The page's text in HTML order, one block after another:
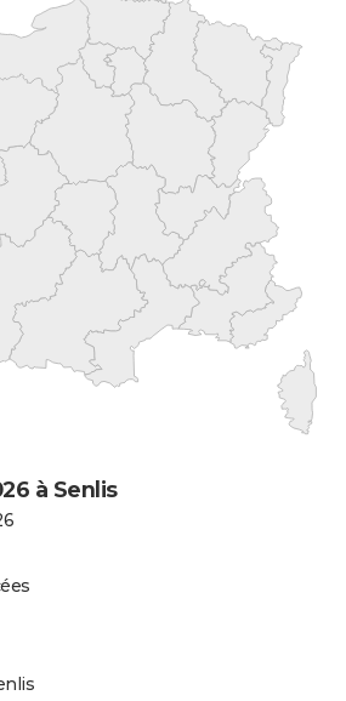
à Senlis